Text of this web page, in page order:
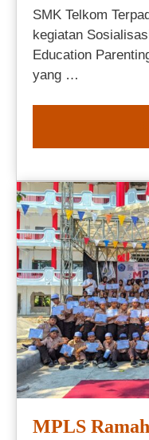
SMK Telkom
kegiatan
Education
yang …
MPLS